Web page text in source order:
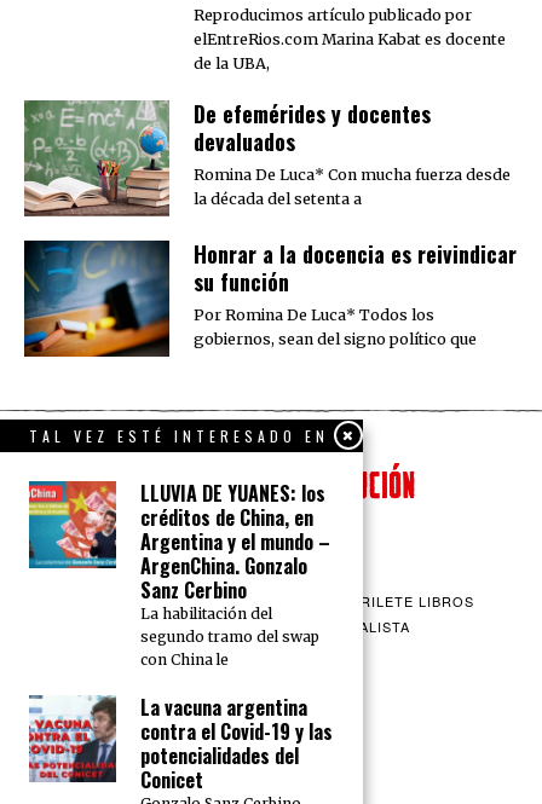
Reproducimos artículo publicado por
elEntreRios.com Marina Kabat es docente
de la UBA,
De efemérides y docentes
devaluados
Romina De Luca* Con mucha fuerza desde
la década del setenta a
​Honrar a la docencia es reivindicar
su función
Por Romina De Luca* Todos los
gobiernos, sean del signo político que
QUIENES SOMOS CONTACTO
BARRILETE LIBROS
CEICS
ENGLISH VÍA SOCIALISTA
TAL VEZ ESTÉ INTERESADO EN
LLUVIA DE YUANES: los
créditos de China, en
Argentina y el mundo –
ArgenChina. Gonzalo
Sanz Cerbino
La habilitación del
segundo tramo del swap
con China le
La vacuna argentina
contra el Covid-19 y las
potencialidades del
Conicet